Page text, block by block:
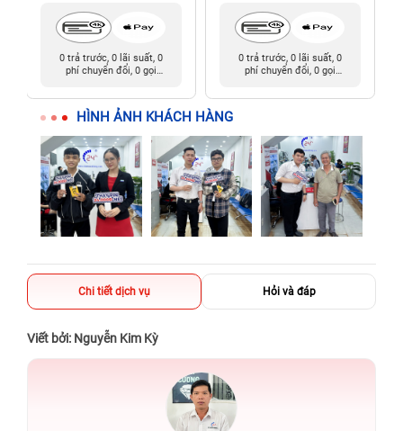
0 trả trước, 0 lãi suất, 0
phí chuyển đổi, 0 gọi
0 trả trước, 0 lãi suất, 0
phí chuyển đổi, 0 gọi
HÌNH ẢNH KHÁCH HÀNG
Chi tiết dịch vụ Hỏi và đáp
Viết bởi: Nguyễn Kim Kỳ